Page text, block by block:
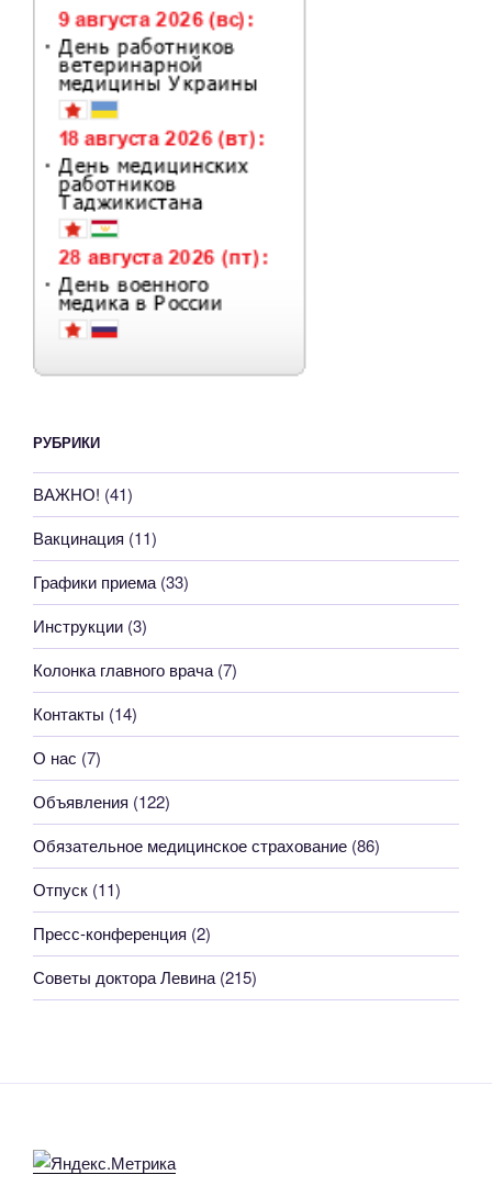
РУБРИКИ
ВАЖНО! (41)
Вакцинация (11)
Графики приема(33)
Инструкции (3)
Колонка главного врача(7)
Контакты (14)
О нас (7)
Объявления (122)
Обязательное медицинское страхование (86)
Отпуск (11)
Пресс-конференция (2)
Советы доктора Левина(215)